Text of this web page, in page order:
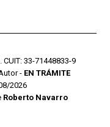
33-71448833-9
- EN TRÁMITE
2026
Roberto Navarro